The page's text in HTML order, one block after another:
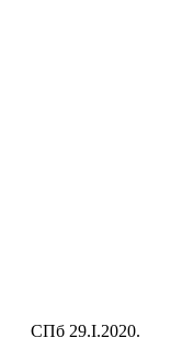
СПб 29.I.2020.